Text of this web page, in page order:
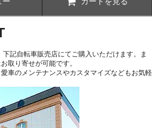
記自転車販売店にてご購入いただけます。ま
取り寄せが可能です。
車のメンテナンスやカスタマイズなどもお気軽